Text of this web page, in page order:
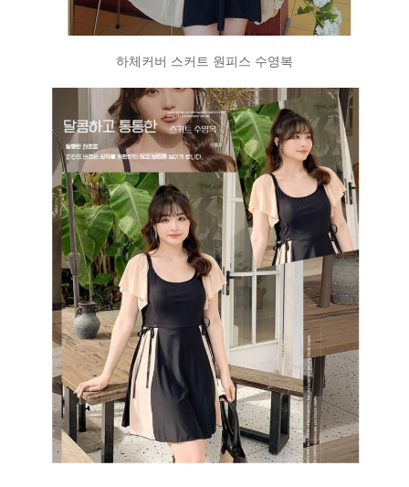
하체커버 스커트 원피스 수영복